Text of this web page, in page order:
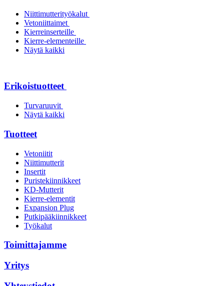
Niittimutterityökalut
Vetoniittaimet
Kierreinserteille
Kierre-elementeille
Näytä kaikki
Erikoistuotteet
Turvaruuvit
Näytä kaikki
Tuotteet
Vetoniitit
Niittimutterit
Insertit
Puristekiinnikkeet
KD-Mutterit
Kierre-elementit
Expansion Plug
Putkipääkiinnikkeet
Työkalut
Toimittajamme
Yritys